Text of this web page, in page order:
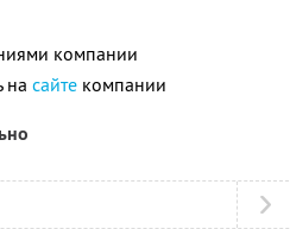
компании
на сайте компании